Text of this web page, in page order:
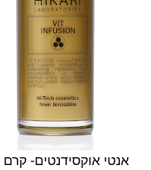
אנטי אוקסידנטים- קרם